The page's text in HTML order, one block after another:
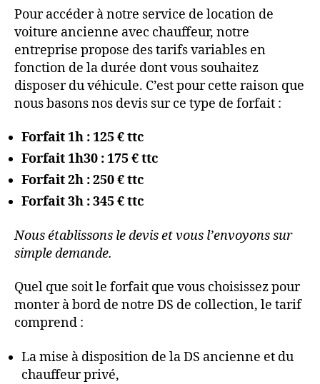
Pour accéder à notre service de location de
voiture ancienne avec chauffeur, notre
entreprise propose des tarifs variables en
fonction de la durée dont vous souhaitez
disposer du véhicule. C’est pour cette raison que
nous basons nos devis sur ce type de forfait :
Forfait 1h : 125 € ttc
Forfait 1h30 : 175 €ttc
Forfait 2h : 250 € ttc
Forfait 3h : 345 € ttc
Nous établissons le devis et vous l’envoyons sur
simple demande.
Quel que soit le forfait que vous choisissez pour
monter à bord de notre DS de collection, le tarif
comprend :
La mise à disposition de la DS ancienne et du
chauffeur privé,